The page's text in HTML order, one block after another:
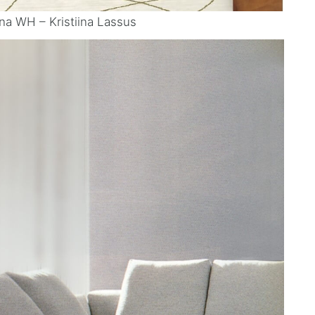
WH – Kristiina Lassus